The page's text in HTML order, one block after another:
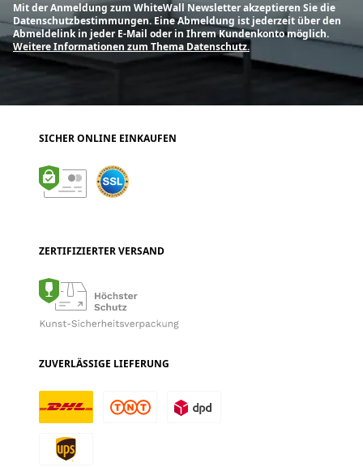
Mit der Anmeldung zum WhiteWall Newsletter akzeptieren Sie die
Datenschutzbestimmungen. Eine Abmeldung ist jederzeit über den
Abmeldelink in jeder E-Mail oder in Ihrem Kundenkonto möglich.
Weitere Informationen zum Thema Datenschutz.
SICHER ONLINE EINKAUFEN
ZERTIFIZIERTER VERSAND
ZUVERLÄSSIGE LIEFERUNG